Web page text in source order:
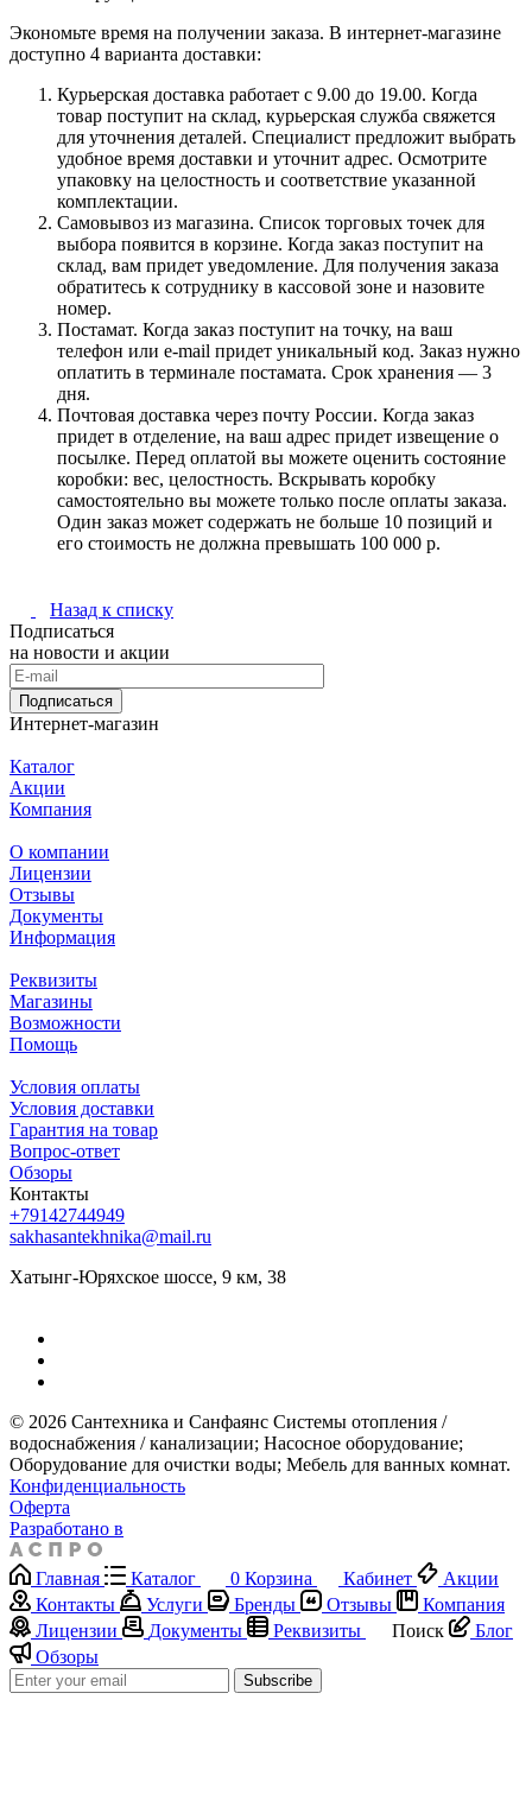
Экономьте время на получении заказа. В интернет-магазине
доступно 4 варианта доставки:
Курьерская доставка работает с 9.00 до 19.00. Когда
товар поступит на склад, курьерская служба свяжется
для уточнения деталей. Специалист предложит выбрать
удобное время доставки и уточнит адрес. Осмотрите
упаковку на целостность и соответствие указанной
комплектации.
Самовывоз из магазина. Список торговых точек для
выбора появится в корзине. Когда заказ поступит на
склад, вам придет уведомление. Для получения заказа
обратитесь к сотруднику в кассовой зоне и назовите
номер.
Постамат. Когда заказ поступит на точку, на ваш
телефон или e-mail придет уникальный код. Заказ нужно
оплатить в терминале постамата. Срок хранения — 3
дня.
Почтовая доставка через почту России. Когда заказ
придет в отделение, на ваш адрес придет извещение о
посылке. Перед оплатой вы можете оценить состояние
коробки: вес, целостность. Вскрывать коробку
самостоятельно вы можете только после оплаты заказа.
Один заказ может содержать не больше 10 позиций и
его стоимость не должна превышать 100 000 р.
Назад к списку
Подписаться
на новости и акции
Подписаться
Интернет-магазин
Каталог
Акции
Компания
О компании
Лицензии
Отзывы
Документы
Информация
Реквизиты
Магазины
Возможности
Помощь
Условия оплаты
Условия доставки
Гарантия на товар
Вопрос-ответ
Обзоры
Контакты
+79142744949
sakhasantekhnika@mail.ru
Хатынг-Юряхское шоссе, 9 км, 38
© 2026 Сантехника и Санфаянс ​Системы отопления /
водоснабжения / канализации; ​Насосное оборудование; ​
Оборудование для очистки воды; ​Мебель для ванных комнат.
Конфиденциальность
Оферта
Разработано в
Главная Каталог 0 Корзина Кабинет
Акции
Контакты
Услуги Бренды Отзывы
Компания
Лицензии
Документы Реквизиты Поиск
Блог
Обзоры
Subscribe